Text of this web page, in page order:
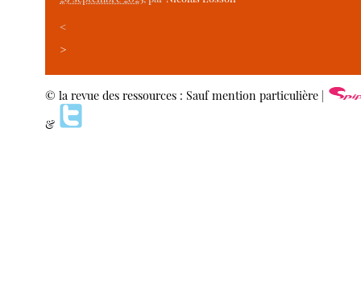
<
>
© la revue des ressources : Sauf mention particulière |
&